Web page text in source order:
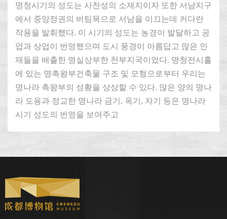
명청시기의 성도는 사천성의 소재지이자 또한 서남지구
에서 중앙정권의 버팀목으로 서남을 이끄는데 커다란
작용을 발휘했다. 이 시기의 성도는 농경이 발달하고 공
업과 상업이 번영했으며 도시 풍경이 아름답고 많은 인
재들을 배출한 명실상부한 천부지국이었다. 명청전시홀
에 있는 명촉왕부건축물 구조 및 모형으로부터 우리는
명나라 촉왕부의 성황을 상상할 수 있다. 많은 양의 명나
라 도용과 정교한 명나라 금기, 옥기, 자기 등은 명나라
시기 성도의 번영을 보여주고